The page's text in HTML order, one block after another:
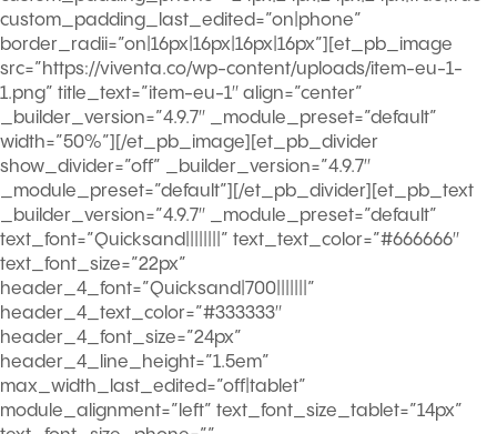
custom_padding_last_edited=”on|phone”
border_radii=”on|16px|16px|16px|16px”][et_pb_image
src=”https://viventa.co/wp-content/uploads/item-eu-1-
1.png” title_text=”item-eu-1″ align=”center”
_builder_version=”4.9.7″ _module_preset=”default”
width=”50%”][/et_pb_image][et_pb_divider
show_divider=”off” _builder_version=”4.9.7″
_module_preset=”default”][/et_pb_divider][et_pb_text
_builder_version=”4.9.7″ _module_preset=”default”
text_font=”Quicksand||||||||” text_text_color=”#666666″
text_font_size=”22px”
header_4_font=”Quicksand|700|||||||”
header_4_text_color=”#333333″
header_4_font_size=”24px”
header_4_line_height=”1.5em”
max_width_last_edited=”off|tablet”
module_alignment=”left” text_font_size_tablet=”14px”